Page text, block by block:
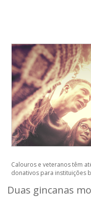
Calouros e veteranos têm
donativos para instituições
Duas gincanas